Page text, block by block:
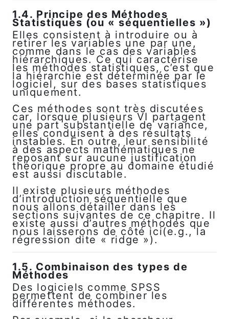
1.4. Principe des Méthodes
Statistiques (ou « séquentielles »)
Elles consistent à introduire ou à
retirer les variables une par une,
comme dans le cas des variables
hiérarchiques. Ce qui caractérise
les méthodes statistiques, c’est que
la hiérarchie est déterminée par le
logiciel, sur des bases statistiques
uniquement.
Ces méthodes sont très discutées
car, lorsque plusieurs VI partagent
une part substantielle de variance,
elles conduisent à des résultats
instables. En outre, leur sensibilité
à des aspects mathématiques ne
reposant sur aucune justification
théorique propre au domaine étudié
est aussi discutable.
Il existe plusieurs méthodes
d’introduction séquentielle que
nous allons détailler dans les
sections suivantes de ce chapitre. Il
existe aussi d’autres méthodes que
nous laisserons de côté ici(e.g., la
régression dite « ridge »).
1.5. Combinaison des types de
Méthodes
Des logiciels comme SPSS
permettent de combiner les
différentes méthodes.